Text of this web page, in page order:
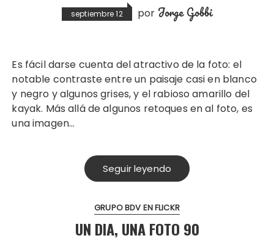
septiembre 12 por Jorge Gobbi
Es fácil darse cuenta del atractivo de la foto: el
notable contraste entre un paisaje casi en blanco
y negro y algunos grises, y el rabioso amarillo del
kayak. Más allá de algunos retoques en al foto, es
una imagen…
Seguir leyendo
GRUPO BDV EN FLICKR
UN DIA, UNA FOTO 90